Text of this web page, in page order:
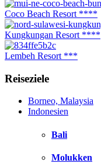
Coco Beach Resort ****
Kungkungan Resort ****
Lembeh Resort ***
Reiseziele
Borneo, Malaysia
Indonesien
Bali
Molukken